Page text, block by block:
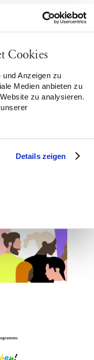
Cookies
Anzeigen zu
Medien anbieten zu
zu analysieren.
Details zeigen
vorstellen und